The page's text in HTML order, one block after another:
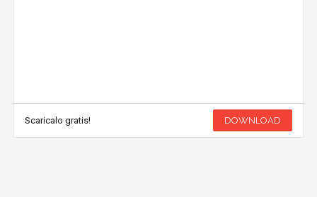
Scaricalo gratis! DOWNLOAD